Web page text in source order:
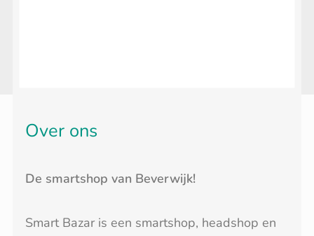
Over ons
De smartshop van Beverwijk!
Smart Bazar is een smartshop, headshop en